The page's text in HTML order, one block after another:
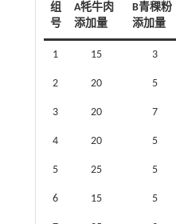
组
号
A牦牛肉
添加量
B青稞粉
添加量
1 15 3
2 20 5
3 20 7
4 20 5
5 25 5
6 15 5